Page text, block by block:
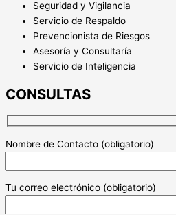
Seguridad y Vigilancia
Servicio de Respaldo
Prevencionista de Riesgos
Asesoría y Consultaría
Servicio de Inteligencia
CONSULTAS
Nombre de Contacto (obligatorio)
Tu correo electrónico (obligatorio)